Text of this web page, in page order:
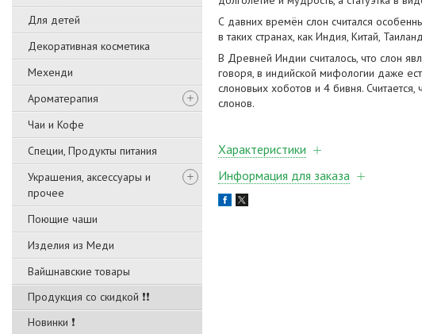
Для детей
Декоративная косметика
Мехенди
Ароматерапия
Чаи и Кофе
Специи, Продукты питания
Украшения, аксессуары и
прочее
Поющие чаши
Изделия из Меди
Вайшнавские товары
Продукция со скидкой ❗❗
Новинки ❗
С давних времён слон считался
в таких странах, как Индия, Китай,
В Древней Индии считалось, что слон
говоря, в индийской мифологии даже
слоновьих хоботов и 4 бивня.
слонов.
Характеристики
Информация для заказа